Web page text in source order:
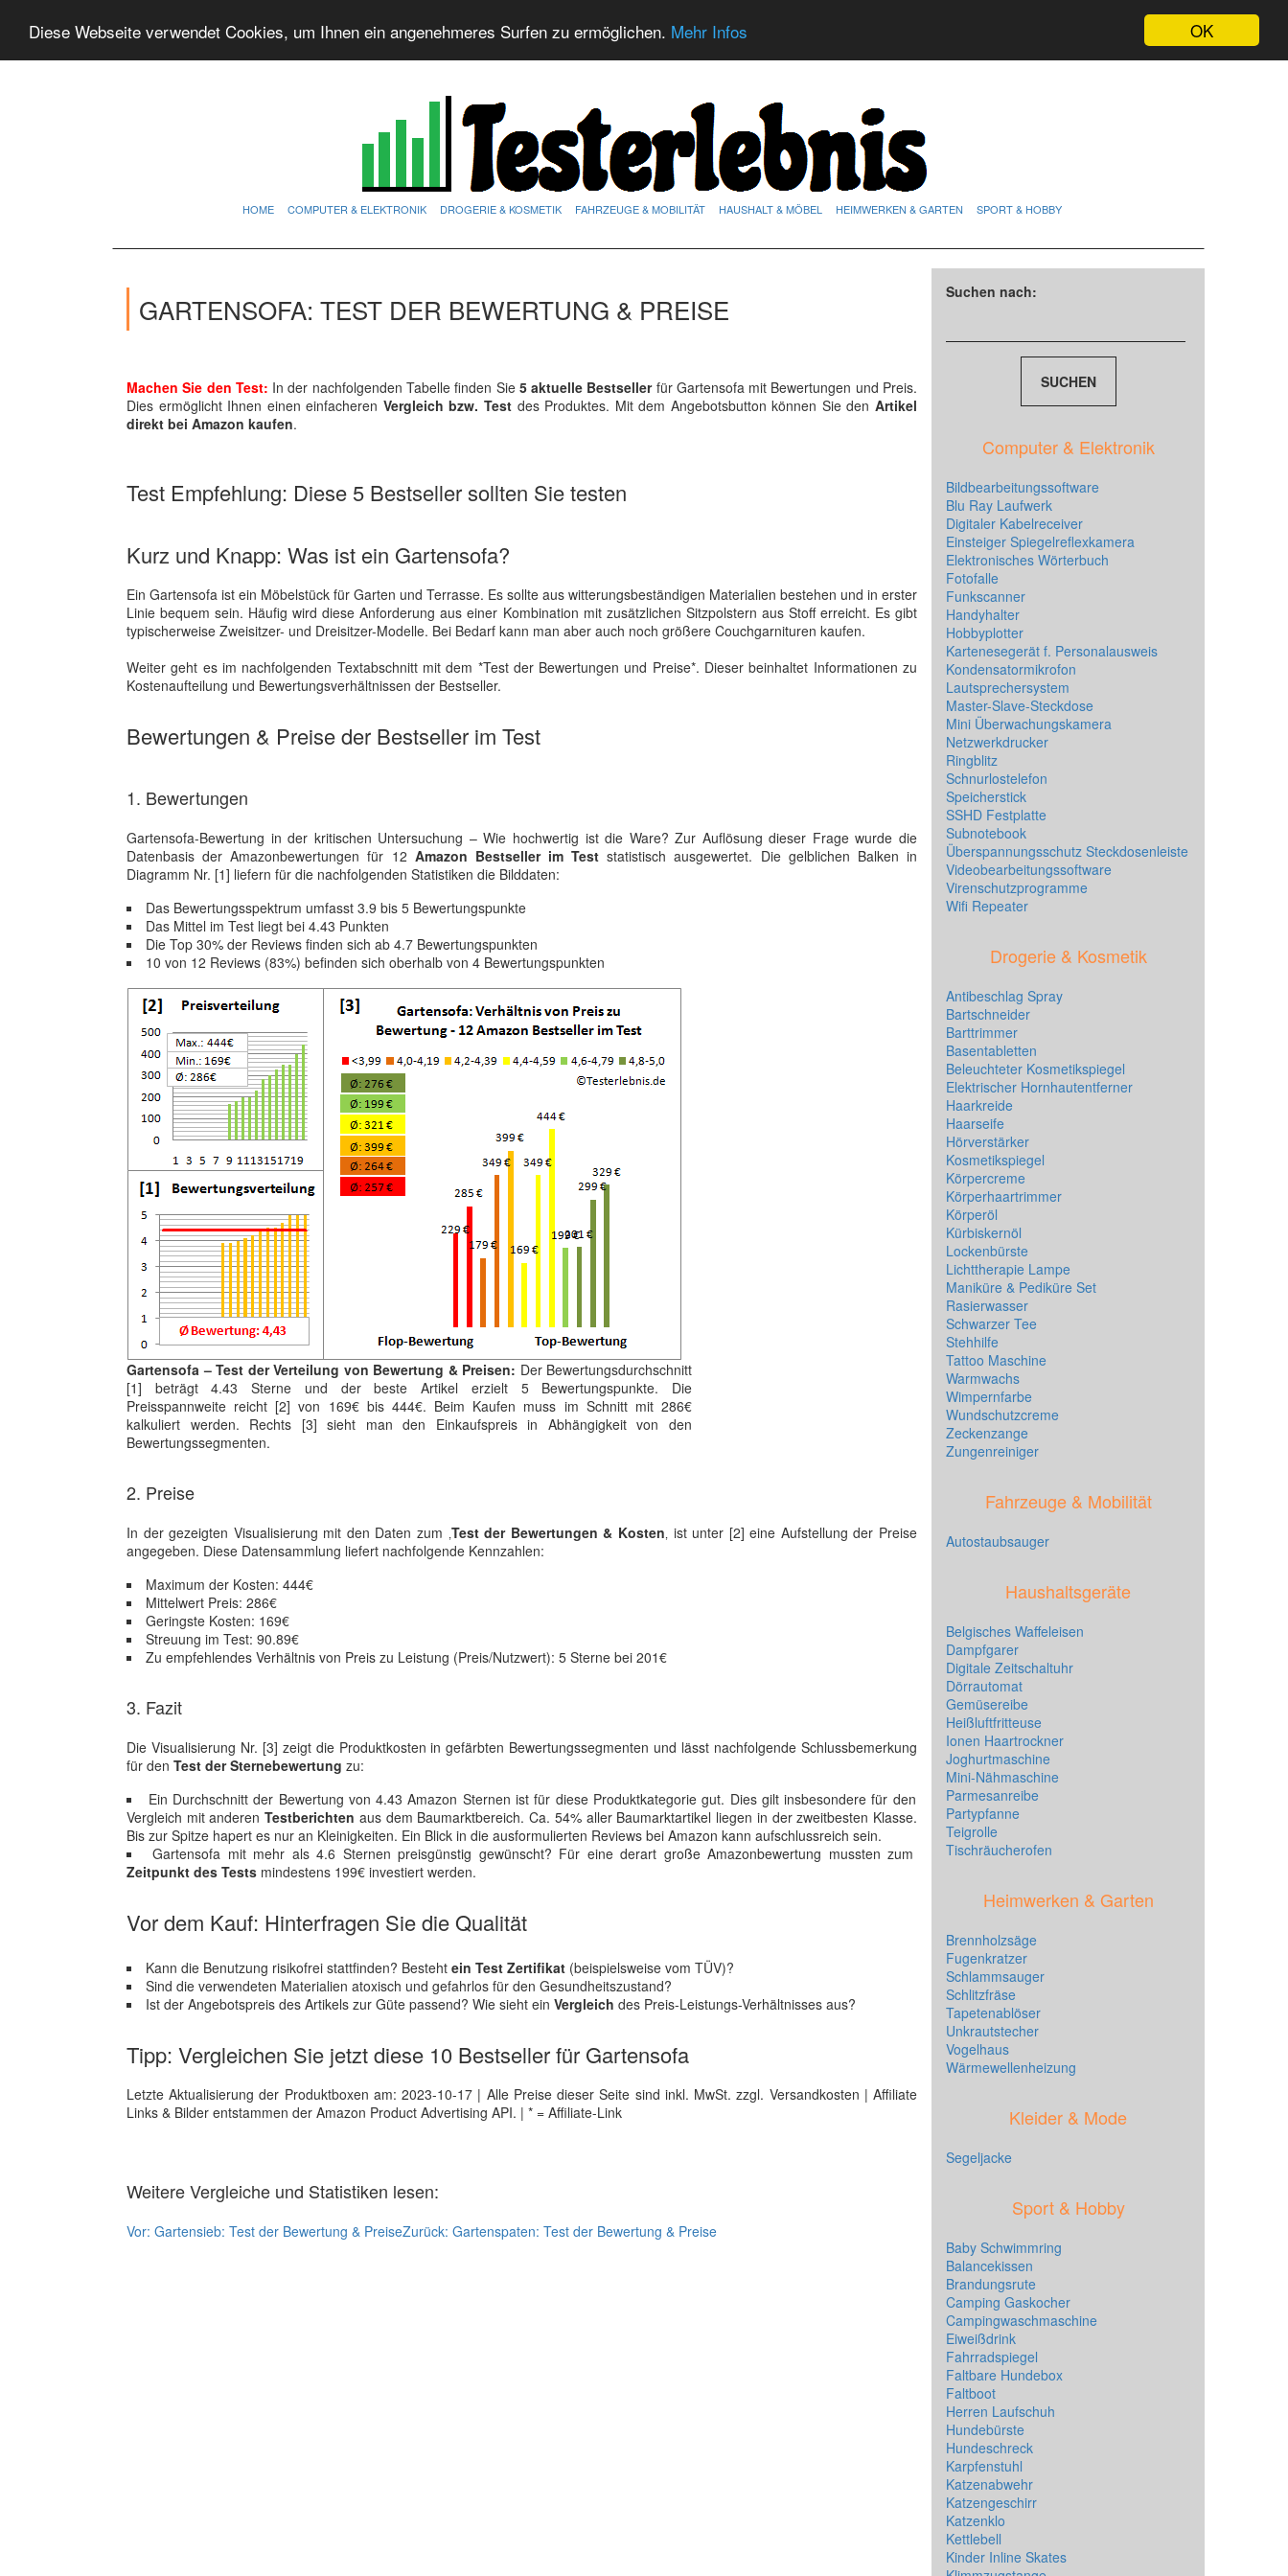
OK
Diese Webseite verwendet Cookies, um Ihnen ein angenehmeres Surfen zu ermöglichen. Mehr Infos
HOME COMPUTER & ELEKTRONIK DROGERIE & KOSMETIK FAHRZEUGE & MOBILITÄT HAUSHALT & MÖBEL HEIMWERKEN & GARTEN SPORT & HOBBY
GARTENSOFA: TEST DER BEWERTUNG & PREISE
Machen Sie den Test: In der nachfolgenden Tabelle finden Sie5 aktuelle Bestsellerfür Gartensofa mit Bewertungen und Preis.
Dies ermöglicht Ihnen einen einfacheren Vergleich bzw. Testdes Produktes. Mit dem Angebotsbutton können Sie den Artikel
direkt bei Amazon kaufen.
Test Empfehlung: Diese 5 Bestseller sollten Sie testen
Kurz und Knapp: Was ist ein Gartensofa?
Ein Gartensofa ist ein Möbelstück für Garten und Terrasse. Es sollte aus witterungsbeständigen Materialien bestehen und in erster
Linie bequem sein. Häufig wird diese Anforderung aus einer Kombination mit zusätzlichen Sitzpolstern aus Stoff erreicht. Es gibt
typischerweise Zweisitzer- und Dreisitzer-Modelle. Bei Bedarf kann man aber auch noch größere Couchgarnituren kaufen.
Weiter geht es im nachfolgenden Textabschnitt mit dem *Test der Bewertungen und Preise*. Dieser beinhaltet Informationen zu
Kostenaufteilung und Bewertungsverhältnissen der Bestseller.
Bewertungen & Preise der Bestseller im Test
1. Bewertungen
Gartensofa-Bewertung in der kritischen Untersuchung – Wie hochwertig ist die Ware? Zur Auflösung dieser Frage wurde die
Datenbasis der Amazonbewertungen für 12 Amazon Bestseller im Test statistisch ausgewertet. Die gelblichen Balken in
Diagramm Nr. [1] liefern für die nachfolgenden Statistiken die Bilddaten:
Das Bewertungsspektrum umfasst 3.9 bis 5 Bewertungspunkte
Das Mittel im Test liegt bei 4.43 Punkten
Die Top 30% der Reviews finden sich ab 4.7 Bewertungspunkten
10 von 12 Reviews (83%) befinden sich oberhalb von 4 Bewertungspunkten
Gartensofa – Test der Verteilung von Bewertung & Preisen: Der Bewertungsdurchschnitt
[1] beträgt 4.43 Sterne und der beste Artikel erzielt 5 Bewertungspunkte. Die
Preisspannweite reicht [2] von 169€ bis 444€. Beim Kaufen muss im Schnitt mit 286€
kalkuliert werden. Rechts [3] sieht man den Einkaufspreis in Abhängigkeit von den
Bewertungssegmenten.
2. Preise
In der gezeigten Visualisierung mit den Daten zum ‚Test der Bewertungen & Kosten‚ ist unter [2] eine Aufstellung der Preise
angegeben. Diese Datensammlung liefert nachfolgende Kennzahlen:
Maximum der Kosten: 444€
Mittelwert Preis: 286€
Geringste Kosten: 169€
Streuung im Test: 90.89€
Zu empfehlendes Verhältnis von Preis zu Leistung (Preis/Nutzwert): 5 Sterne bei 201€
3. Fazit
Die Visualisierung Nr. [3] zeigt die Produktkosten in gefärbten Bewertungssegmenten und lässt nachfolgende Schlussbemerkung
für den Test der Sternebewertung zu:
Ein Durchschnitt der Bewertung von 4.43 Amazon Sternen ist für diese Produktkategorie gut. Dies gilt insbesondere für den
Vergleich mit anderenTestberichten aus dem Baumarktbereich. Ca. 54% aller Baumarktartikel liegen in der zweitbesten Klasse.
Bis zur Spitze hapert es nur an Kleinigkeiten. Ein Blick in die ausformulierten Reviews bei Amazon kann aufschlussreich sein.
Gartensofa mit mehr als 4.6 Sternen preisgünstig gewünscht? Für eine derart große Amazonbewertung mussten zum
Zeitpunkt des Tests mindestens 199€ investiert werden.
Vor dem Kauf: Hinterfragen Sie die Qualität
Kann die Benutzung risikofrei stattfinden? Besteht ein Test Zertifikat (beispielsweise vom TÜV)?
Sind die verwendeten Materialien atoxisch und gefahrlos für den Gesundheitszustand?
Ist der Angebotspreis des Artikels zur Güte passend? Wie sieht ein Vergleich des Preis-Leistungs-Verhältnisses aus?
Tipp: Vergleichen Sie jetzt diese 10 Bestseller für Gartensofa
Letzte Aktualisierung der Produktboxen am: 2023-10-17 | Alle Preise dieser Seite sind inkl. MwSt. zzgl. Versandkosten | Affiliate
Links & Bilder entstammen der Amazon Product Advertising API. | * = Affiliate-Link
Weitere Vergleiche und Statistiken lesen:
Vor: Gartensieb: Test der Bewertung & PreiseZurück: Gartenspaten: Test der Bewertung & Preise
Suchen nach:
Computer & Elektronik
Bildbearbeitungssoftware
Blu Ray Laufwerk
Digitaler Kabelreceiver
Einsteiger Spiegelreflexkamera
Elektronisches Wörterbuch
Fotofalle
Funkscanner
Handyhalter
Hobbyplotter
Kartenesegerät f. Personalausweis
Kondensatormikrofon
Lautsprechersystem
Master-Slave-Steckdose
Mini Überwachungskamera
Netzwerkdrucker
Ringblitz
Schnurlostelefon
Speicherstick
SSHD Festplatte
Subnotebook
Überspannungsschutz Steckdosenleiste
Videobearbeitungssoftware
Virenschutzprogramme
Wifi Repeater
Drogerie & Kosmetik
Antibeschlag Spray
Bartschneider
Barttrimmer
Basentabletten
Beleuchteter Kosmetikspiegel
Elektrischer Hornhautentferner
Haarkreide
Haarseife
Hörverstärker
Kosmetikspiegel
Körpercreme
Körperhaartrimmer
Körperöl
Kürbiskernöl
Lockenbürste
Lichttherapie Lampe
Maniküre & Pediküre Set
Rasierwasser
Schwarzer Tee
Stehhilfe
Tattoo Maschine
Warmwachs
Wimpernfarbe
Wundschutzcreme
Zeckenzange
Zungenreiniger
Fahrzeuge & Mobilität
Autostaubsauger
Haushaltsgeräte
Belgisches Waffeleisen
Dampfgarer
Digitale Zeitschaltuhr
Dörrautomat
Gemüsereibe
Heißluftfritteuse
Ionen Haartrockner
Joghurtmaschine
Mini-Nähmaschine
Parmesanreibe
Partypfanne
Teigrolle
Tischräucherofen
Heimwerken & Garten
Brennholzsäge
Fugenkratzer
Schlammsauger
Schlitzfräse
Tapetenablöser
Unkrautstecher
Vogelhaus
Wärmewellenheizung
Kleider & Mode
Segeljacke
Sport & Hobby
Baby Schwimmring
Balancekissen
Brandungsrute
Camping Gaskocher
Campingwaschmaschine
Eiweißdrink
Fahrradspiegel
Faltbare Hundebox
Faltboot
Herren Laufschuh
Hundebürste
Hundeschreck
Karpfenstuhl
Katzenabwehr
Katzengeschirr
Katzenklo
Kettlebell
Kinder Inline Skates